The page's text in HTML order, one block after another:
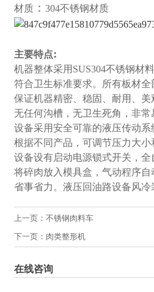
材质： 304不锈钢材质
主要特点:
机器整体采用 SUS304不锈钢材
符合卫生标准要求。所有板材全
保证机器精密、稳固、耐用、美
无任何沟槽，无卫生死角，非常
设备采用安全可靠的液压传动系
根据不同产品，可调节压力大小
设备设有启动电源锁式开关，全
将碎肉放入模具盒，气动程序自
省事省力。液压回油路设备风冷
上一页： 不锈钢肉料车
下一页： 肉类整形机
在线咨询